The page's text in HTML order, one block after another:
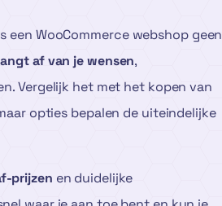
een WooCommerce webshop geen
af van je wensen,
Vergelijk het met het kopen van
opties bepalen de uiteindelijke
prijzen en duidelijke